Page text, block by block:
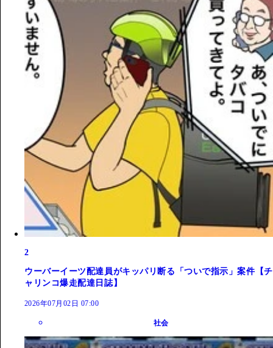
2
ウーバーイーツ配達員がキッパリ断る「ついで指示」案件【チ
ャリンコ爆走配達日誌】
2026年07月02日 07:00
社会